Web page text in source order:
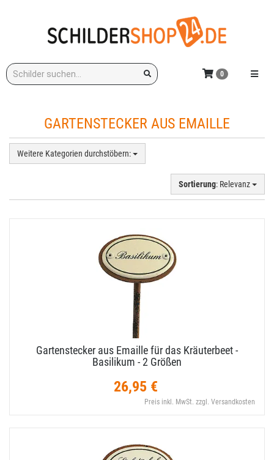
Stichwort: Menü
0
GARTENSTECKER AUS EMAILLE
Weitere Kategorien durchstöbern:
Sortierung: Relevanz
Gartenstecker aus Emaille für das Kräuterbeet -
Basilikum - 2 Größen
26,95 €
Preis inkl. MwSt. zzgl. Versandkosten